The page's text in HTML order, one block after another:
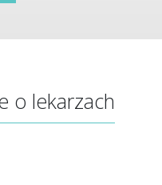
o lekarzach